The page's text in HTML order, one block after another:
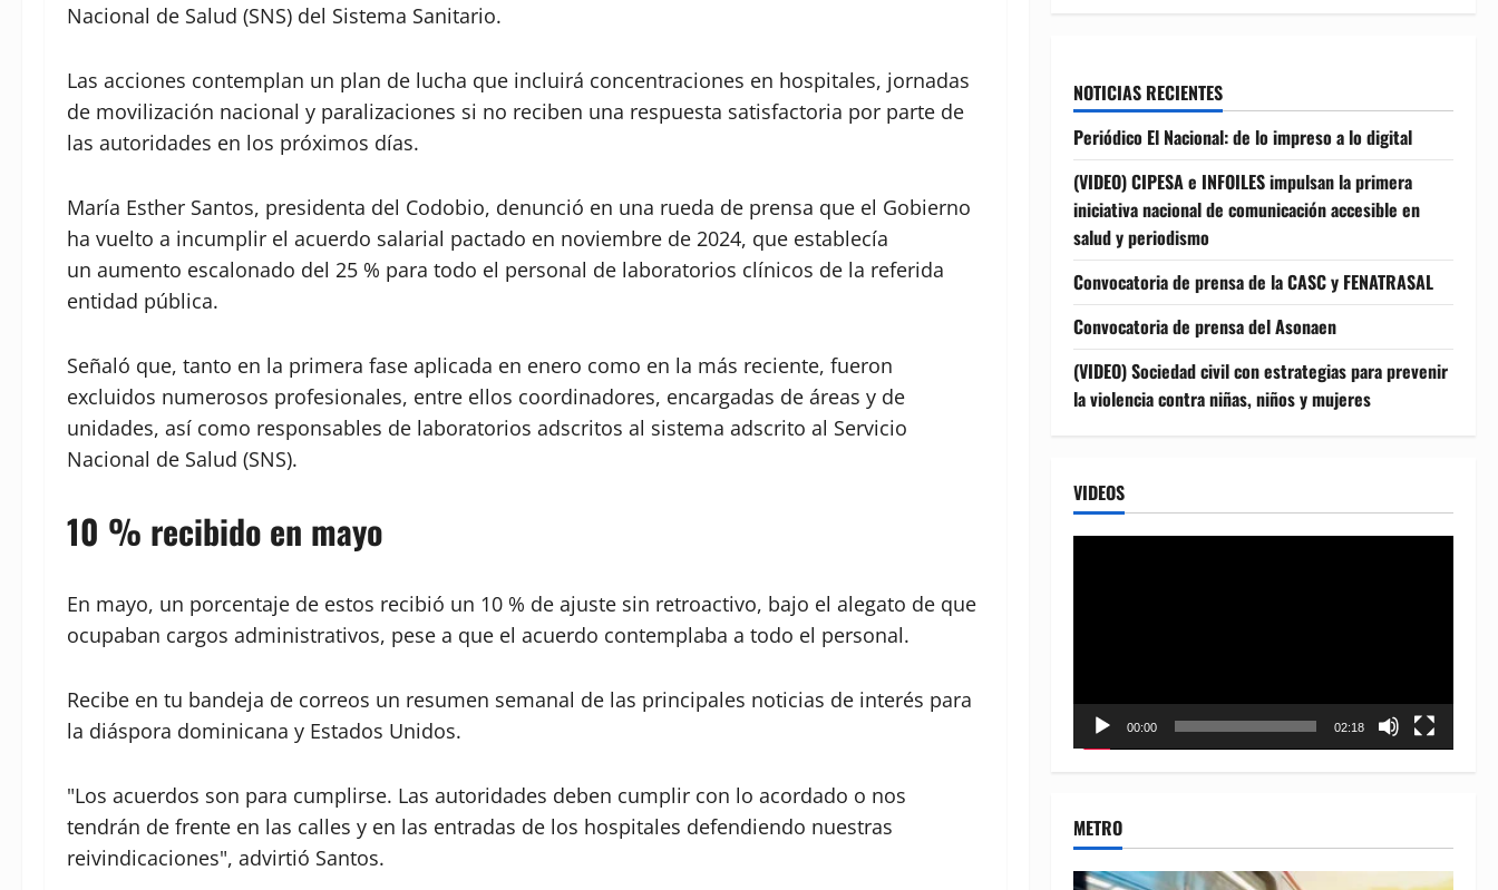
Nacional de Salud (SNS) del Sistema Sanitario.
Las acciones contemplan un plan de lucha que incluirá concentraciones en hospitales, jornadas
de movilización nacional y paralizaciones si no reciben una respuesta satisfactoria por parte de
las autoridades en los próximos días.
María Esther Santos, presidenta del Codobio, denunció en una rueda de prensa que el Gobierno
ha vuelto a incumplir el acuerdo salarial pactado en noviembre de 2024, que establecía
un aumento escalonado del 25 % para todo el personal de laboratorios clínicos de la referida
entidad pública.
Señaló que, tanto en la primera fase aplicada en enero como en la más reciente, fueron
excluidos numerosos profesionales, entre ellos coordinadores, encargadas de áreas y de
unidades, así como responsables de laboratorios adscritos al sistema adscrito al Servicio
Nacional de Salud (SNS).
10 % recibido en mayo
En mayo, un porcentaje de estos recibió un 10 % de ajuste sin retroactivo, bajo el alegato de que
ocupaban cargos administrativos, pese a que el acuerdo contemplaba a todo el personal.
Recibe en tu bandeja de correos un resumen semanal de las principales noticias de interés para
la diáspora dominicana y Estados Unidos.
"Los acuerdos son para cumplirse. Las autoridades deben cumplir con lo acordado o nos
tendrán de frente en las calles y en las entradas de los hospitales defendiendo nuestras
reivindicaciones", advirtió Santos.
NOTICIAS RECIENTES
Periódico El Nacional: de lo impreso a lo digital
(VIDEO) CIPESA e INFOILES impulsan la primera
iniciativa nacional de comunicación accesible en
salud y periodismo
Convocatoria de prensa de la CASC y FENATRASAL
Convocatoria de prensa del Asonaen
(VIDEO) Sociedad civil con estrategias para prevenir
la violencia contra niñas, niños y mujeres
VIDEOS
00:00 02:18
METRO